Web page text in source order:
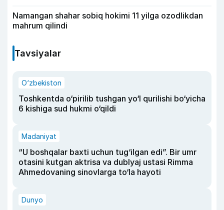
Namangan shahar sobiq hokimi 11 yilga ozodlikdan
mahrum qilindi
Tavsiyalar
O‘zbekiston
Toshkentda o‘pirilib tushgan yo‘l qurilishi bo‘yicha
6 kishiga sud hukmi o‘qildi
Madaniyat
“U boshqalar baxti uchun tug‘ilgan edi”. Bir umr
otasini kutgan aktrisa va dublyaj ustasi Rimma
Ahmedovaning sinovlarga to‘la hayoti
Dunyo